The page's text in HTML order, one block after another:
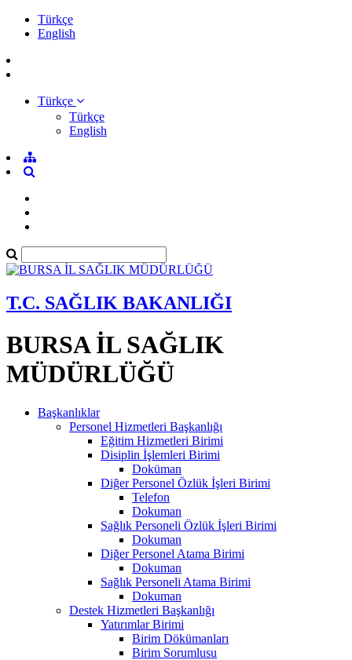
Türkçe
English
Türkçe
Türkçe
English
T.C. SAĞLIK BAKANLIĞI
BURSA İL SAĞLIK
MÜDÜRLÜĞÜ
Başkanlıklar
Personel Hizmetleri Başkanlığı
Eğitim Hizmetleri Birimi
Disiplin İşlemleri Birimi
Doküman
Diğer Personel Özlük İşleri Birimi
Telefon
Dokuman
Sağlık Personeli Özlük İşleri Birimi
Dokuman
Diğer Personel Atama Birimi
Dokuman
Sağlık Personeli Atama Birimi
Dokuman
Destek Hizmetleri Başkanlığı
Yatırımlar Birimi
Birim Dökümanları
Birim Sorumlusu